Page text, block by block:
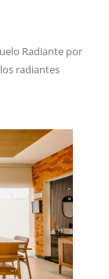
Radiante por
radiantes